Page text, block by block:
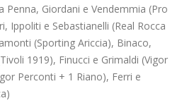
Penna, Giordani e Vendemmia (Pro
Ippoliti e Sebastianelli (Real Rocca
(Sporting Ariccia), Binaco,
1919), Finucci e Grimaldi (Vigor
Perconti + 1 Riano), Ferri e